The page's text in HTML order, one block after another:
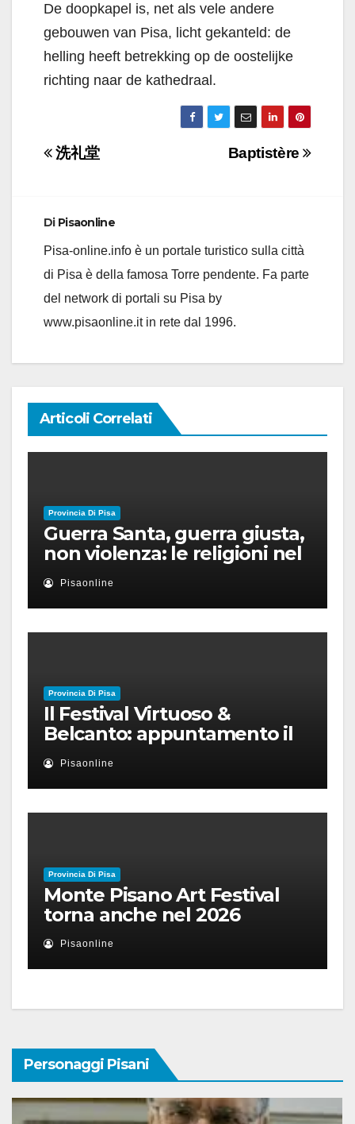
De doopkapel is, net als vele andere
gebouwen van Pisa, licht gekanteld: de
helling heeft betrekking op de oostelijke
richting naar de kathedraal.
Navigazione
Baptistère
洗礼堂
Di Pisaonline
Pisa-online.info è un portale turistico sulla città
di Pisa è della famosa Torre pendente. Fa parte
del network di portali su Pisa by
www.pisaonline.it in rete dal 1996.
Articoli Correlati
Provincia Di Pisa
Guerra Santa, guerra giusta,
non violenza: le religioni nel
nuovo disordine mondiale
Pisaonline
Provincia Di Pisa
Il Festival Virtuoso &
Belcanto: appuntamento il
28 luglio a Palazzo Blu con
Ruben Micieli
Pisaonline
Provincia Di Pisa
Monte Pisano Art Festival
torna anche nel 2026
Pisaonline
Personaggi Pisani